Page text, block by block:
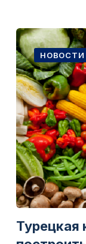
НОВОСТИ
Турецкая